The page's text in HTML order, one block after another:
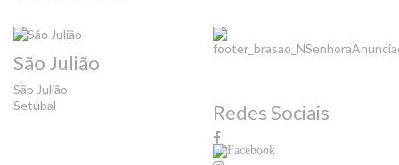
São Julião
São Julião
Setúbal
Redes Sociais